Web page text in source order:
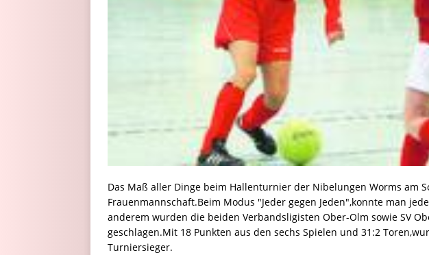
Das Maß aller Dinge beim Hallenturnier der Nibelungen Worms am
Frauenmannschaft.Beim Modus "Jeder gegen Jeden",konnte man
anderem wurden die beiden Verbandsligisten Ober-Olm sowie SV
geschlagen.Mit 18 Punkten aus den sechs Spielen und 31:2
Turniersieger.